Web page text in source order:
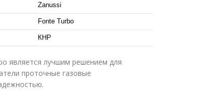
Zanussi
Fonte Turbo
КНР
является лучшим решением для
проточные газовые